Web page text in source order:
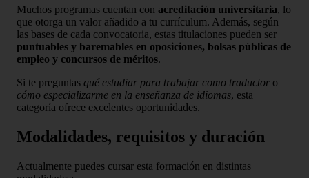
Muchos programas cuentan con acreditación universitaria, lo
que otorga un valor añadido a tu currículum. Además, según
las bases de cada convocatoria, estas titulaciones pueden ser
puntuables y baremables en oposiciones, bolsas públicas de
empleo y concursos de méritos.
Si te preguntas qué estudiar para trabajar como traductor o
cómo especializarme en la enseñanza de idiomas, esta
categoría ofrece excelentes oportunidades.
Modalidades, requisitos y duración
Actualmente puedes cursar esta formación en distintas